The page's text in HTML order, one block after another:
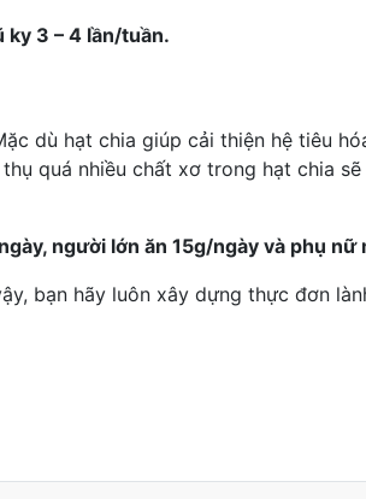
ky 3 – 4 lần/tuần.
dù hạt chia giúp cải thiện hệ tiêu
quá nhiều chất xơ trong hạt chia
người lớn ăn 15g/ngày và phụ nữ
bạn hãy luôn xây dựng thực đơn